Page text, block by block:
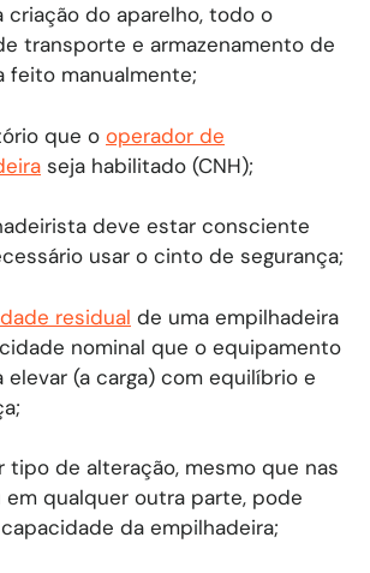
criação do aparelho, todo o
transporte e armazenamento de
feito manualmente;
que o operador de
seja habilitado (CNH);
deve estar consciente
usar o cinto de segurança;
residual de uma empilhadeira
nominal que o equipamento
elevar (a carga) com equilíbrio e
tipo de alteração, mesmo que nas
em qualquer outra parte, pode
da empilhadeira;